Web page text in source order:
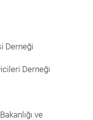
Derneği
Derneği
ve